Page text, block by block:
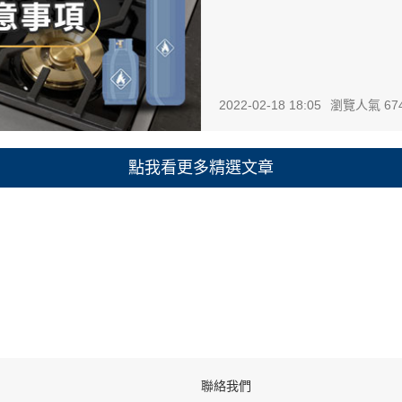
2022-02-18 18:05 瀏覽人氣
聯絡我們